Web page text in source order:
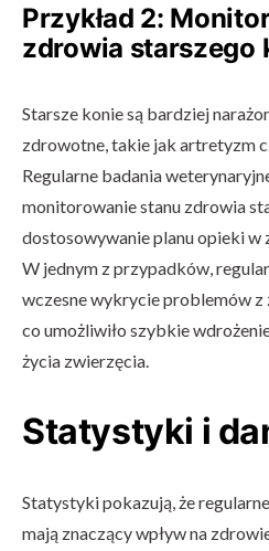
Przykład 2:
zdrowia starszego
Starsze konie są bardziej
zdrowotne, takie jak artretyzm
Regularne badania
monitorowanie stanu zdrowia
dostosowywanie planu opieki w
W jednym z przypadków,
wczesne wykrycie problemów z
co umożliwiło szybkie
życia zwierzęcia.
Statystyki i
Statystyki pokazują, że
mają znaczący wpływ na